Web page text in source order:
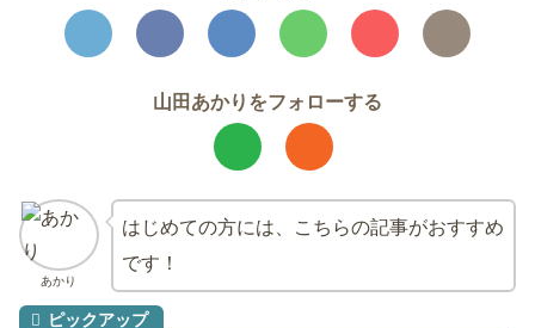
山田あかりをフォローする
あかり
はじめての方には、こちらの記事がおすすめ
です！